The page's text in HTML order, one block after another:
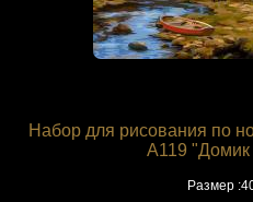
Набор для рисования по
A119 "Домик
Размер